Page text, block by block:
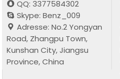
QQ: 3377584302
Skype: Benz_009
Adresse: No.2 Yongyan
Road, Zhangpu Town,
Kunshan City, Jiangsu
Province, China